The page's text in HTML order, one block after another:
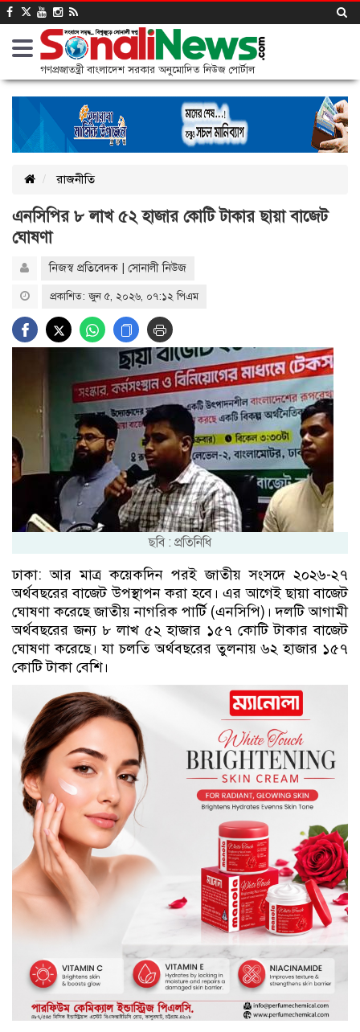
গণপ্রজাতন্ত্রী বাংলাদেশ সরকার অনুমোদিত নিউজ পোর্টাল
রাজনীতি
এনসিপির ৮ লাখ ৫২ হাজার কোটি টাকার ছায়া বাজেট
ঘোষণা
নিজস্ব প্রতিবেদক | সোনালী নিউজ
প্রকাশিত: জুন ৫, ২০২৬, ০৭:১২ পিএম
ছবি : প্রতিনিধি
ঢাকা: আর মাত্র কয়েকদিন পরই জাতীয় সংসদে ২০২৬-২৭
অর্থবছরের বাজেট উপস্থাপন করা হবে। এর আগেই ছায়া বাজেট
ঘোষণা করেছে জাতীয় নাগরিক পার্টি (এনসিপি)। দলটি আগামী
অর্থবছরের জন্য ৮ লাখ ৫২ হাজার ১৫৭ কোটি টাকার বাজেট
ঘোষণা করেছে। যা চলতি অর্থবছরের তুলনায় ৬২ হাজার ১৫৭
কোটি টাকা বেশি।